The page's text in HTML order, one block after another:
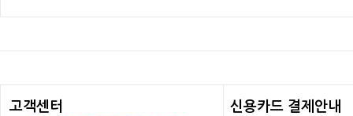
고객센터 신용카드 결제안내